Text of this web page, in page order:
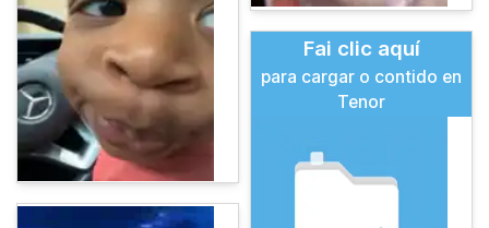
Fai clic aquí
para cargar o contido en
Tenor